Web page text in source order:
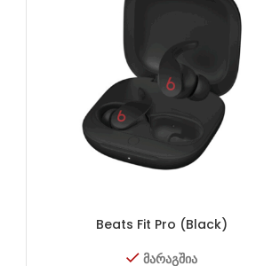
Beats Fit Pro (Black)
მარაგშია